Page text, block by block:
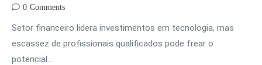
0 Comments
Setor financeiro lidera investimentos em tecnologia, mas
escassez de profissionais qualificados pode frear o
potencial…